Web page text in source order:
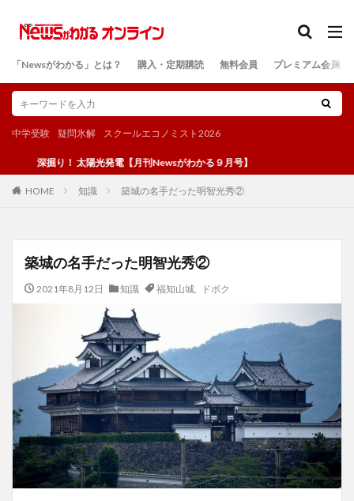
「Newsがわかる」とは？ 購入・定期購読 無料会員 プレミアム会員
中学受験 疑問氷解 スクールエコノミスト2026
掘り！ 太陽光発電【月刊Newsがわかる９月号】
HOME 知識 築城の名手だった明智光秀②
築城の名手だった明智光秀②
2021年8月12日 知識 福知山城 ドボク
検索